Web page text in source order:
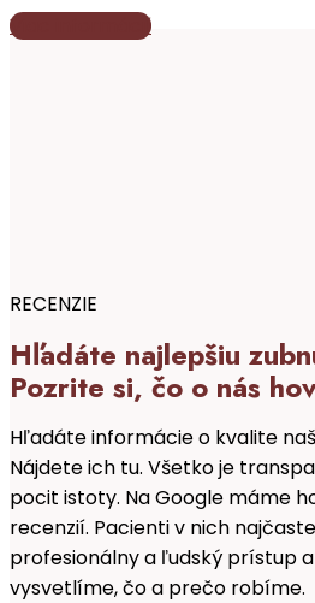
Viac informácií
RECENZIE
Hľadáte najlepšiu
Pozrite si, čo o nás
Hľadáte informácie o kvalite
Nájdete ich tu. Všetko je
pocit istoty. Na Google máme
recenzií. Pacienti v nich
profesionálny a ľudský prístup
vysvetlíme, čo a prečo robíme.